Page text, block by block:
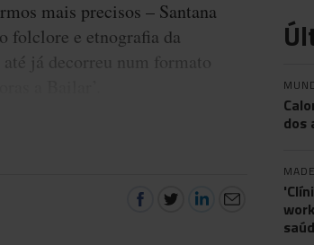
mais precisos – Santana
folclore e etnografia da
já decorreu num formato
dos